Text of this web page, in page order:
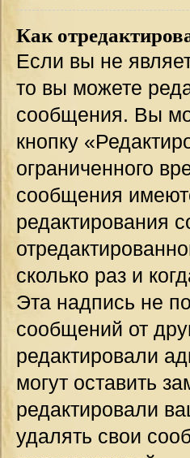
Как
Если вы не
то вы можете
сообщения. Вы
кнопку
ограниченного
сообщения
редактирования
сколько раз и
Эта надпись не
сообщений от
редактировали
могут оставить
редактировали
удалять свои